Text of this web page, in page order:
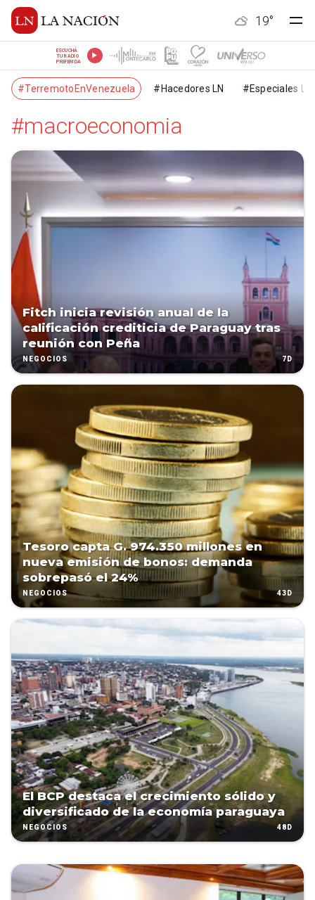
19°
ESCUCHÁ
TU RADIO
PREFERIDA
#TerremotoEnVenezuela #Hacedores LN #Especiales LN
#macroeconomia
Fitch inicia revisión anual de la
calificación crediticia de Paraguay tras
reunión con Peña
NEGOCIOS 7D
Tesoro capta G. 974.350 millones en
nueva emisión de bonos: demanda
sobrepasó el 24%
NEGOCIOS 43D
El BCP destaca el crecimiento sólido y
diversificado de la economía paraguaya
NEGOCIOS 48D